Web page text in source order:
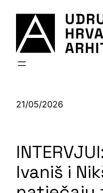
sadržaja
21/05/2026
Ivaniš i